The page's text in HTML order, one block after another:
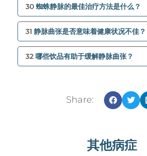
30 蜘蛛静脉的最佳治疗方法是什么？
31 静脉曲张是否意味着健康状况不佳？
32 哪些饮品有助于缓解静脉曲张？
Share:
其他病症